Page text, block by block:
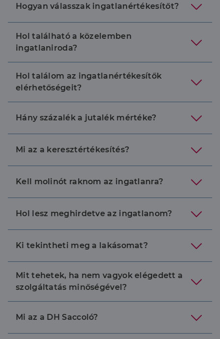
Hogyan válasszak ingatlanértékesítőt?
Hol található a közelemben
ingatlaniroda?
Hol találom az ingatlanértékesítők
elérhetőségeit?
Hány százalék a jutalék mértéke?
Mi az a keresztértékesítés?
Kell molinót raknom az ingatlanra?
Hol lesz meghirdetve az ingatlanom?
Ki tekintheti meg a lakásomat?
Mit tehetek, ha nem vagyok elégedett a
szolgáltatás minőségével?
Mi az a DH Saccoló?